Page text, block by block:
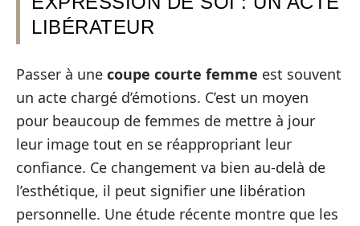
LIBÉRATEUR
Passer à une coupe courte femme est souvent
un acte chargé d’émotions. C’est un moyen
pour beaucoup de femmes de mettre à jour
leur image tout en se réappropriant leur
confiance. Ce changement va bien au-delà de
l’esthétique, il peut signifier une libération
personnelle. Une étude récente montre que les